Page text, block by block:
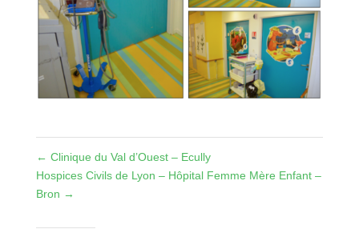
← Clinique du Val d’Ouest – Ecully
Hospices Civils de Lyon – Hôpital Femme Mère Enfant –
Bron →